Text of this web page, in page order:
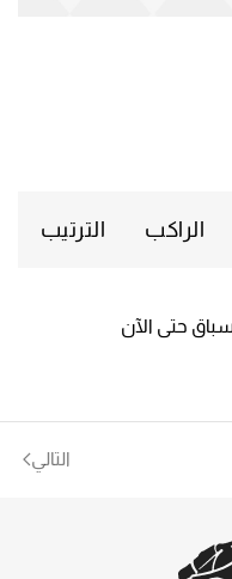
الراكب الترتيب
حتى الآن
التالي